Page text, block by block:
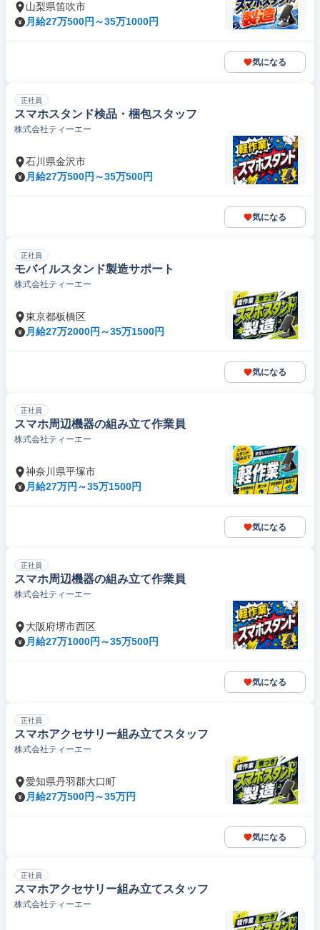
山梨県笛吹市
月給27万500円～35万1000円
気になる
正社員
スマホスタンド検品・梱包スタッフ
株式会社ティーエー
石川県金沢市
月給27万500円～35万500円
気になる
正社員
モバイルスタンド製造サポート
株式会社ティーエー
東京都板橋区
月給27万2000円～35万1500円
気になる
正社員
スマホ周辺機器の組み立て作業員
株式会社ティーエー
神奈川県平塚市
月給27万円～35万1500円
気になる
正社員
スマホ周辺機器の組み立て作業員
株式会社ティーエー
大阪府堺市西区
月給27万1000円～35万500円
気になる
正社員
スマホアクセサリー組み立てスタッフ
株式会社ティーエー
愛知県丹羽郡大口町
月給27万500円～35万円
気になる
正社員
スマホアクセサリー組み立てスタッフ
株式会社ティーエー